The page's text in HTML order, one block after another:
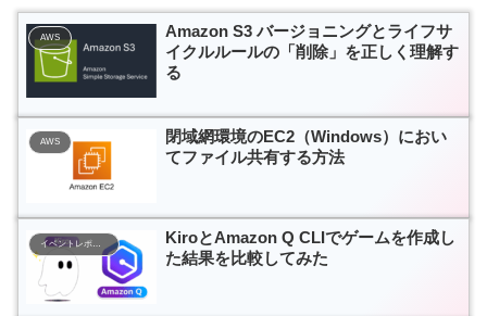
AWS
Amazon S3 バージョニングとライフサ
イクルルールの「削除」を正しく理解す
る
AWS
閉域網環境のEC2（Windows）におい
てファイル共有する方法
イベントレポート
KiroとAmazon Q CLIでゲームを作成し
た結果を比較してみた